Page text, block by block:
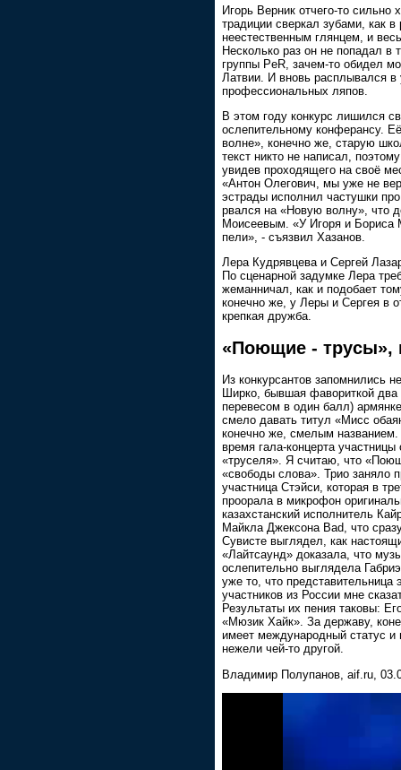
Игорь Верник отчего-то сильно
традиции сверкал зубами, как
неестественным глянцем, и
Несколько раз он не попадал в
группы PeR, зачем-то обидел
Латвии. И вновь расплывался в
профессиональных ляпов.
В этом году конкурс лишился
ослепительному конферансу.
волне», конечно же, старую
текст никто не написал,
увидев проходящего на своё
«Антон Олегович, мы уже не
эстрады исполнил частушки
рвался на «Новую волну», что
Моисеевым. «У Игоря и Бориса
пели», - съязвил Хазанов.
Лера Кудрявцева и Сергей
По сценарной задумке Лера
жеманничал, как и подобает
конечно же, у Леры и Сергея в
крепкая дружба.
«Поющие - трусы»,
Из конкурсантов запомнились
Ширко, бывшая фавориткой два
перевесом в один балл)
смело давать титул «Мисс
конечно же, смелым
время гала-концерта
«труселя». Я считаю, что
«свободы слова». Трио заняло
участница Стэйси, которая в
проорала в микрофон
казахстанский исполнитель
Майкла Джексона Bad, что
Сувисте выглядел, как
«Лайтсаунд» доказала, что
ослепительно выглядела
уже то, что
участников из России мне
Результаты их пения таковы:
«Мюзик Хайк». За державу,
имеет международный статус и
нежели чей-то другой.
Владимир Полупанов, aif.ru,